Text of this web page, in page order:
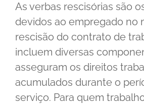
As verbas rescisórias são
devidos ao empregado no
rescisão do contrato de
incluem diversas
asseguram os direitos
acumulados durante o
serviço. Para quem